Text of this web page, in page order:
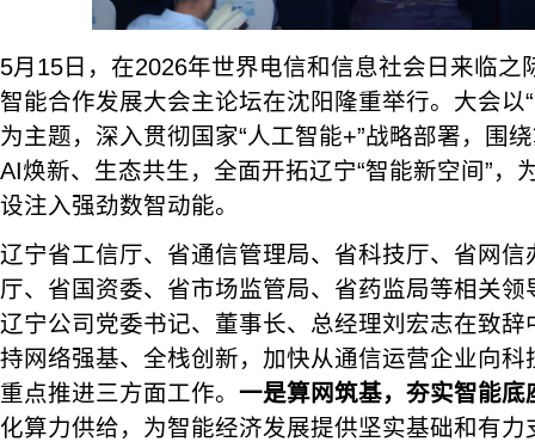
5月15日，在2026年世界电信和信息社会日来临之
智能合作发展大会主论坛在沈阳隆重举行。大会以
为主题，深入贯彻国家“人工智能+”战略部署，围
AI焕新、生态共生，全面开拓辽宁“智能新空间”，
设注入强劲数智动能。
辽宁省工信厅、省通信管理局、省科技厅、省网
厅、省国资委、省市场监管局、省药监局等相关
辽宁公司党委书记、董事长、总经理刘宏志在致
持网络强基、全栈创新，加快从通信运营企业向
重点推进三方面工作。 一是算网筑基，夯实智能底
化算力供给，为智能经济发展提供坚实基础和有力